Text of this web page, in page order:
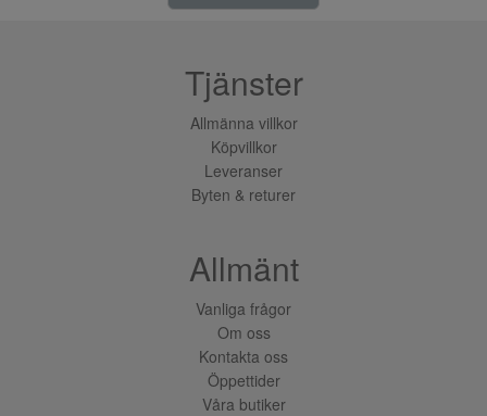
Tjänster
Allmänna villkor
Köpvillkor
Leveranser
Byten & returer
Allmänt
Vanliga frågor
Om oss
Kontakta oss
Öppettider
Våra butiker